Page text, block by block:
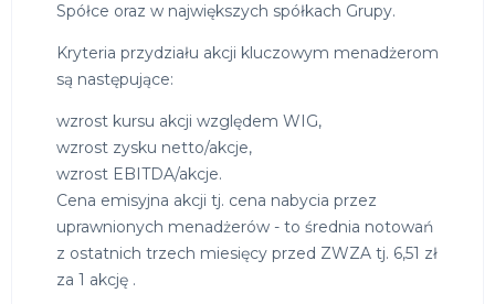
Spółce oraz w największych spółkach Grupy.
Kryteria przydziału akcji kluczowym menadżerom
są następujące:
wzrost kursu akcji względem WIG,
wzrost zysku netto/akcje,
wzrost EBITDA/akcje.
Cena emisyjna akcji tj. cena nabycia przez
uprawnionych menadżerów - to średnia notowań
z ostatnich trzech miesięcy przed ZWZA tj. 6,51 zł
za 1 akcję .